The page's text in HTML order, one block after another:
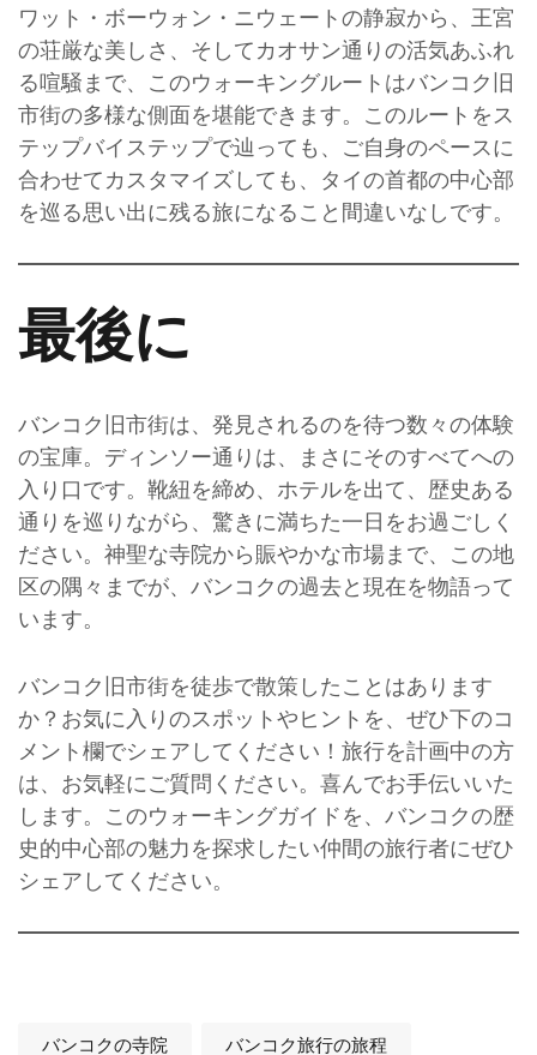
ワット・ボーウォン・ニウェートの静寂から、王宮
の荘厳な美しさ、そしてカオサン通りの活気あふれ
る喧騒まで、このウォーキングルートはバンコク旧
市街の多様な側面を堪能できます。このルートをス
テップバイステップで辿っても、ご自身のペースに
合わせてカスタマイズしても、タイの首都の中心部
を巡る思い出に残る旅になること間違いなしです。
最後に
バンコク旧市街は、発見されるのを待つ数々の体験
の宝庫。ディンソー通りは、まさにそのすべてへの
入り口です。靴紐を締め、ホテルを出て、歴史ある
通りを巡りながら、驚きに満ちた一日をお過ごしく
ださい。神聖な寺院から賑やかな市場まで、この地
区の隅々までが、バンコクの過去と現在を物語って
います。
バンコク旧市街を徒歩で散策したことはあります
か？お気に入りのスポットやヒントを、ぜひ下のコ
メント欄でシェアしてください！旅行を計画中の方
は、お気軽にご質問ください。喜んでお手伝いいた
します。このウォーキングガイドを、バンコクの歴
史的中心部の魅力を探求したい仲間の旅行者にぜひ
シェアしてください。
バンコクの寺院 バンコク旅行の旅程